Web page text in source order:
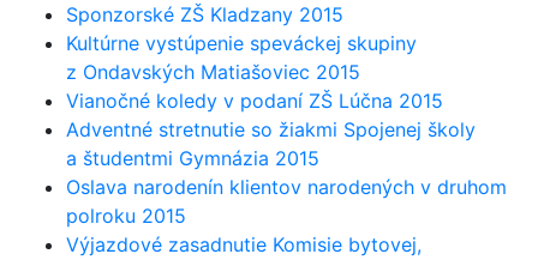
Sponzorské ZŠ Kladzany 2015
Kultúrne vystúpenie speváckej skupiny
z Ondavských Matiašoviec 2015
Vianočné koledy v podaní ZŠ Lúčna 2015
Adventné stretnutie so žiakmi Spojenej školy
a študentmi Gymnázia 2015
Oslava narodenín klientov narodených v druhom
polroku 2015
Výjazdové zasadnutie Komisie bytovej,